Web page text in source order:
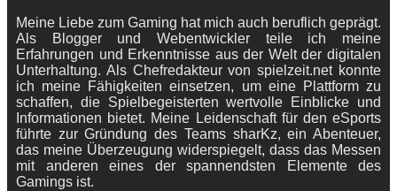
Meine Liebe zum Gaming hat mich auch beruflich geprägt.
Als Blogger und Webentwickler teile ich meine
Erfahrungen und Erkenntnisse aus der Welt der digitalen
Unterhaltung. Als Chefredakteur von spielzeit.net konnte
ich meine Fähigkeiten einsetzen, um eine Plattform zu
schaffen, die Spielbegeisterten wertvolle Einblicke und
Informationen bietet. Meine Leidenschaft für den eSports
führte zur Gründung des Teams sharKz, ein Abenteuer,
das meine Überzeugung widerspiegelt, dass das Messen
mit anderen eines der spannendsten Elemente des
Gamings ist.